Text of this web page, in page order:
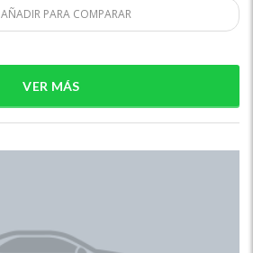
AÑADIR PARA COMPARAR
VER MÁS